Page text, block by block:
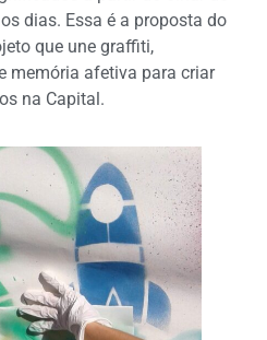
dias. Essa é a proposta do
que une graffiti,
memória afetiva para criar
na Capital.